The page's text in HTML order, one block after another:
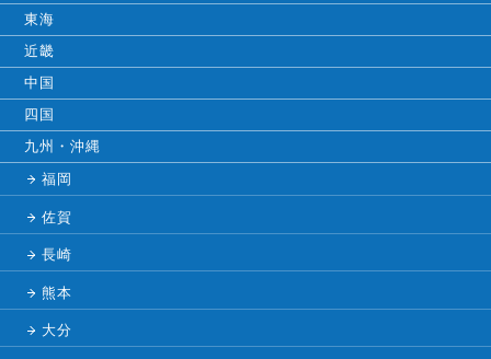
東海
近畿
中国
四国
九州・沖縄
福岡
佐賀
長崎
熊本
大分